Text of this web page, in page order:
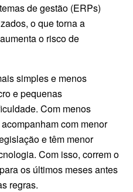
de gestão (ERPs)
o que torna a
o risco de
simples e menos
e pequenas
Com menos
com menor
e têm menor
Com isso, correm o
os últimos meses antes
regras.